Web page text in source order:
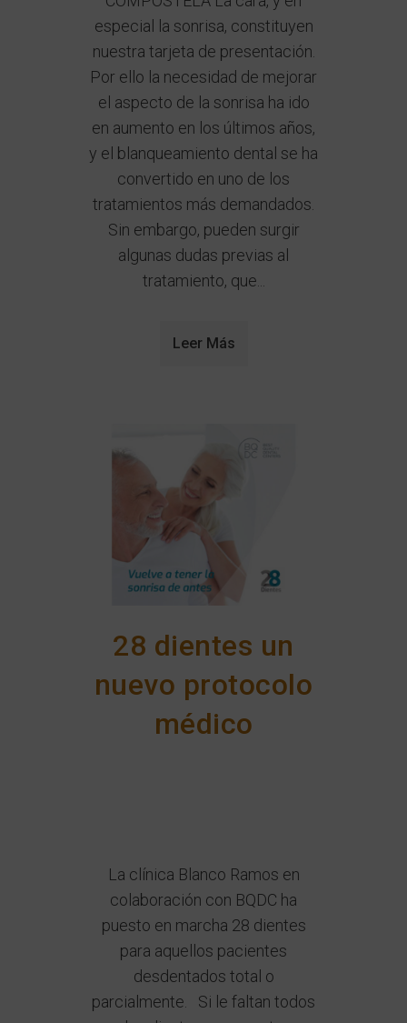
especial la sonrisa, constituyen
nuestra tarjeta de presentación.
Por ello la necesidad de mejorar
el aspecto de la sonrisa ha ido
en aumento en los últimos años,
y el blanqueamiento dental se ha
convertido en uno de los
tratamientos más demandados.
Sin embargo, pueden surgir
algunas dudas previas al
tratamiento, que...
Leer Más
28 dientes un
nuevo protocolo
médico
La clínica Blanco Ramos en
colaboración con BQDC ha
puesto en marcha 28 dientes
para aquellos pacientes
desdentados total o
parcialmente. Si le faltan todos